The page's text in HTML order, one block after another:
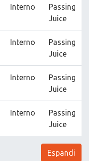
Interno
Passing
Juice
Interno
Passing
Juice
Interno
Passing
Juice
Interno
Passing
Juice
Espandi